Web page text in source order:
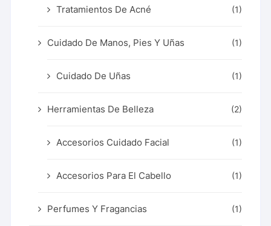
Tratamientos De Acné (1)
Cuidado De Manos, Pies Y Uñas (1)
Cuidado De Uñas (1)
Herramientas De Belleza (2)
Accesorios Cuidado Facial (1)
Accesorios Para El Cabello (1)
Perfumes Y Fragancias (1)